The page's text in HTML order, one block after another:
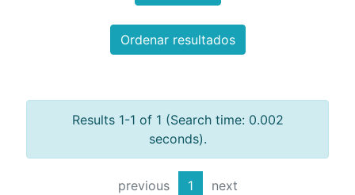
Ordenar resultados
Results 1-1 of 1 (Search time: 0.002
seconds).
previous 1 next